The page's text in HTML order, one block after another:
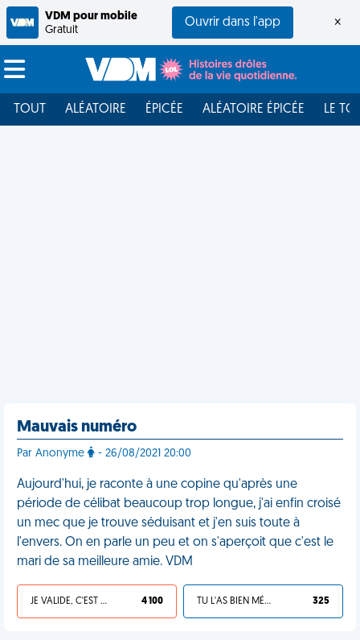
VDM pour mobile
Gratuit
Ouvrir dans l'app ×
TOUT ALÉATOIRE ÉPICÉE ALÉATOIRE ÉPICÉE LE
Mauvais numéro
Par Anonyme - 26/08/2021 20:00
Aujourd'hui, je raconte à une copine qu'après une
période de célibat beaucoup trop longue, j'ai enfin croisé
un mec que je trouve séduisant et j'en suis toute à
l'envers. On en parle un peu et on s'aperçoit que c'est le
mari de sa meilleure amie. VDM
JE VALIDE, C'EST UNE VDM 4 100 TU L'AS BIEN MÉRITÉ 325